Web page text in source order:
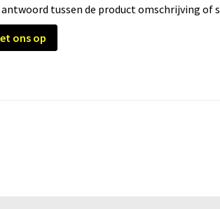
tussen de product omschrijving of
ons op